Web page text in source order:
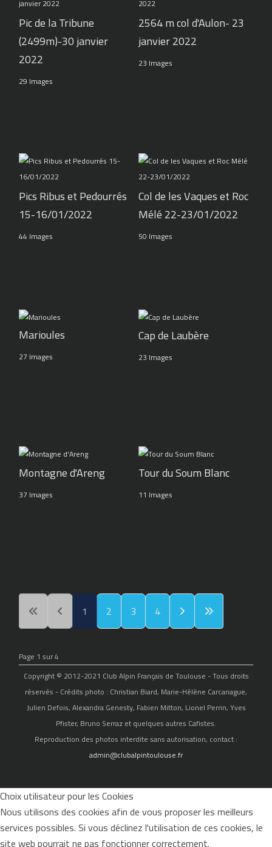
Pic de la Tribune
(2499m)-30 janvier
2022
29 Images
2564 m col d'Aulon- 23
janvier 2022
23 Images
Pics Ribus et Pedourrés
15-16/01/2022
44 Images
Col de les Vaques et Roc
Mélé 22-23/01/2022
50 Images
Marioules
27 Images
Cap de Laubère
23 Images
Montagne d'Areng
37 Images
Tour du Soum Blanc
11 Images
1 2 3 4
Page 1 sur 4
Copyright © 2012-2021 Club Alpin Français de Toulouse - Tous droits
réservés - Crédits photo : Christian Biard, Marie-Hélène Carcanague,
Julien Defois, Alexandra Genesty, Fabien Mitton, Lionel Perrin, Yves
Pfister, Bruno Serraz et quelques autres Cafistes.
Reproduction des photos interdite sans autorisation, contact :
admin@clubalpintoulouse.fr
Choix utilisateur pour les Cookies
Nous utilisons des cookies afin de vous proposer les meilleurs
services possibles. Si vous déclinez l'utilisation de ces cookies, le